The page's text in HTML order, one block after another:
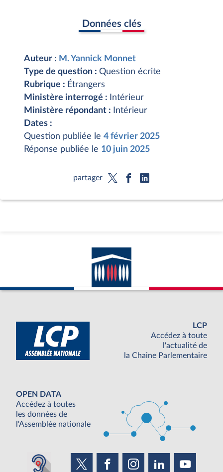
Données clés
Auteur : M. Yannick Monnet
Type de question : Question écrite
Rubrique : Étrangers
Ministère interrogé :
Intérieur
Ministère répondant :
Intérieur
Dates :
Question publiée le 4 février 2025
Réponse publiée le 10 juin 2025
partager
LCP
Accédez à toute
l'actualité de
la Chaine Parlementaire
OPEN DATA
Accédez à toutes
les données de
l'Assemblée nationale